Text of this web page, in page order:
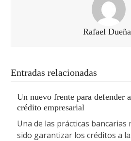
Rafael
Entradas relacionadas
Un nuevo frente para defender
crédito empresarial
Una de las prácticas bancarias
sido garantizar los créditos a